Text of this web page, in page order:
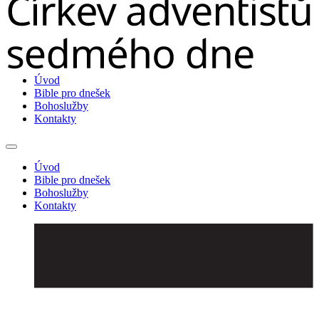
Úvod
Bible pro dnešek
Bohoslužby
Kontakty
Úvod
Bible pro dnešek
Bohoslužby
Kontakty